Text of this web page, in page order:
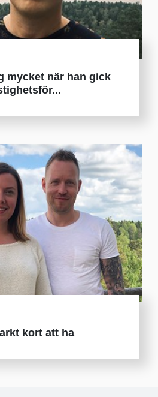
mycket när han gick
kort att ha